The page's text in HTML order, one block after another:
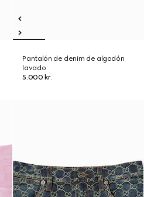
Pantalón de denim de algodón
lavado
5.000 kr.